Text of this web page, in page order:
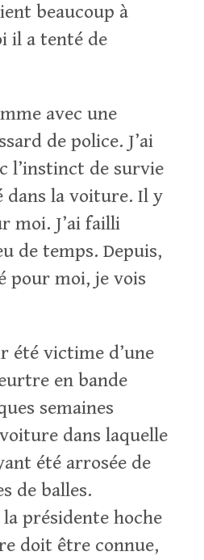
beaucoup à
il a tenté de
avec une
de police. J’ai
l’instinct de survie
dans la voiture. Il y
moi. J’ai failli
de temps. Depuis,
pour moi, je vois
été victime d’une
en bande
semaines
dans laquelle
été arrosée de
de balles.
présidente hoche
doit être connue,